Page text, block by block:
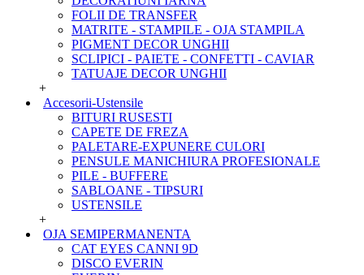
FOLII DE TRANSFER
MATRITE - STAMPILE - OJA STAMPILA
PIGMENT DECOR UNGHII
SCLIPICI - PAIETE - CONFETTI - CAVIAR
TATUAJE DECOR UNGHII
+
Accesorii-Ustensile
BITURI RUSESTI
CAPETE DE FREZA
PALETARE-EXPUNERE CULORI
PENSULE MANICHIURA PROFESIONALE
PILE - BUFFERE
SABLOANE - TIPSURI
USTENSILE
+
OJA SEMIPERMANENTA
CAT EYES CANNI 9D
DISCO EVERIN